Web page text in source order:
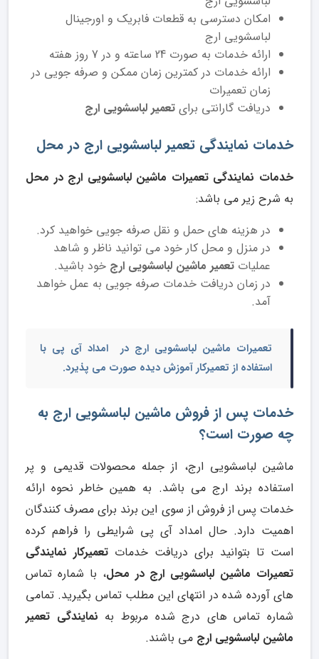
امکان دسترسی به قطعات فابریک و اورجینال
لباسشویی ارج
ارائه خدمات به صورت 24 ساعته و در 7 روز هفته
ارائه خدمات در کمترین زمان ممکن و صرفه جویی در
زمان تعمیرات
دریافت گارانتی برای تعمیر لباسشویی ارج
خدمات نمایندگی تعمیر لباسشویی ارج در محل
خدمات نمایندگی تعمیرات ماشین لباسشویی ارج در محل
به شرح زیر می باشد:
در هزینه های حمل و نقل صرفه جویی خواهید کرد.
در منزل و محل کار خود می ‌توانید ناظر و شاهد
عملیات تعمیر ماشین لباسشویی ارج خود باشید.
در زمان دریافت خدمات صرفه جویی به عمل خواهد
آمد.
تعمیرات ماشین لباسشویی ارج در امداد آی پی با
استفاده از تعمیرکار آموزش دیده صورت می پذیرد.
خدمات پس از فروش ماشین لباسشویی ارج به
چه صورت است؟
ماشین لباسشویی ارج، از جمله محصولات قدیمی و پر
استفاده برند ارج می باشد. به همین خاطر نحوه ارائه
خدمات پس از فروش از سوی این برند برای مصرف کنندگان
اهمیت دارد. حال امداد آی پی شرایطی را فراهم کرده
است تا بتوانید برای دریافت خدمات تعمیرکار نمایندگی
تعمیرات ماشین لباسشویی ارج در محل، با شماره تماس
های آورده شده در انتهای این مطلب تماس بگیرید. تمامی
شماره تماس های درج شده مربوط به نمایندگی تعمیر
ماشین لباسشویی ارج می باشند.